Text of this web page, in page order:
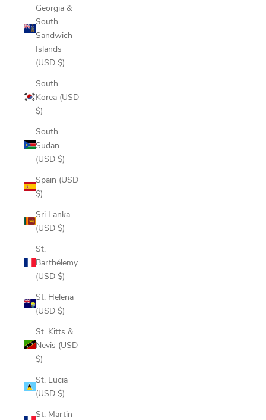
Georgia &
South
Sandwich
Islands
(USD $)
South
Korea (USD
$)
South
Sudan
(USD $)
Spain (USD
$)
Sri Lanka
(USD $)
St.
Barthélemy
(USD $)
St. Helena
(USD $)
St. Kitts &
Nevis (USD
$)
St. Lucia
(USD $)
St. Martin